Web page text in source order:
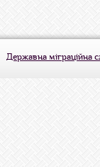
Державна міграційна